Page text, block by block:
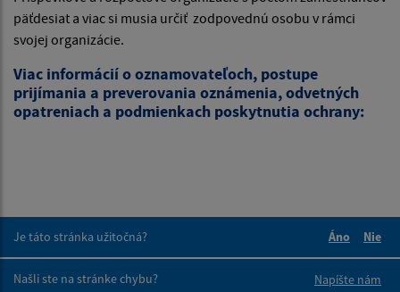
päťdesiat a viac si musia určiť zodpovednú osobu v rámci
svojej organizácie.
Viac informácií o oznamovateľoch, postupe
prijímania a preverovania oznámenia, odvetných
opatreniach a podmienkach poskytnutia ochrany:
Je táto stránka užitočná?
Áno
Nie
Našli ste na stránke chybu?
Napíšte nám